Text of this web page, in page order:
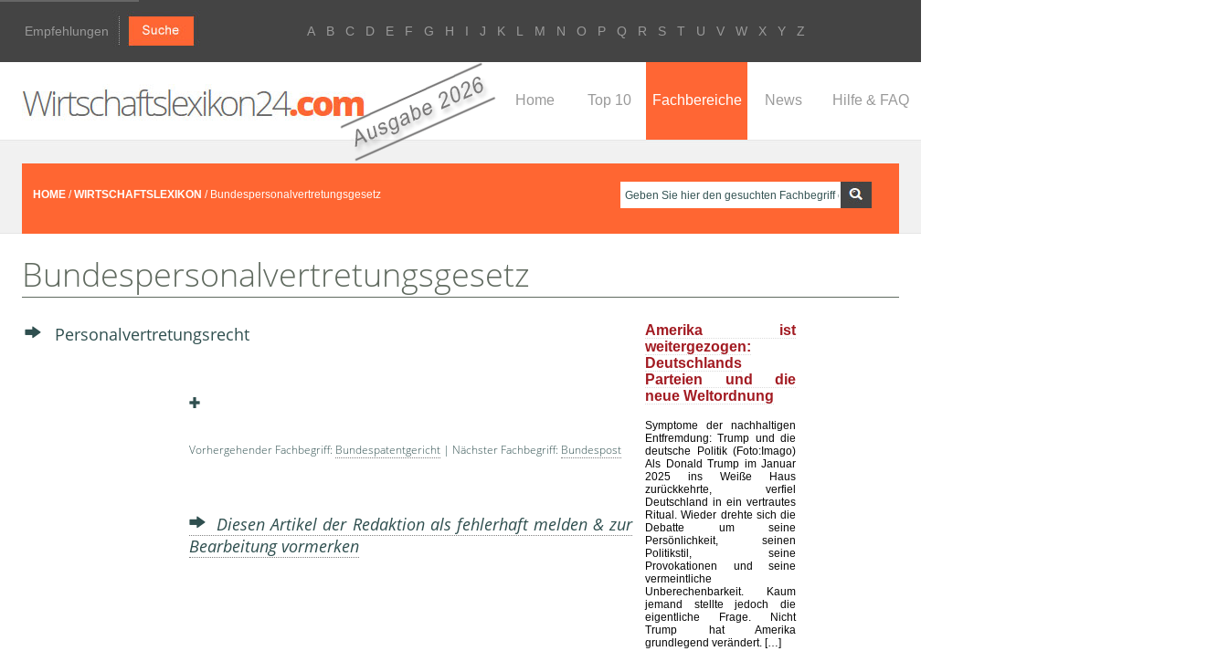
Empfehlungen A B C D E F G H I J K L M N O P Q R S T U V W X Y Z
Home Top 10 Fachbereiche News Hilfe & FAQ
HOME /WIRTSCHAFTSLEXIKON / Bundespersonalvertretungsgesetz
Bundespersonalvertretungsgesetz
Personal­vertretungsrecht
Vorhergehender Fachbegriff: Bundespatentgericht | Nächster Fachbegriff: Bundespost
Diesen Artikel der Redaktion als fehlerhaft melden & zur
Bearbeitung vormerken
Amerika ist
weitergezogen:
Deutschlands
Parteien und die
neue Weltordnung
Symptome der nachhaltigen
Entfremdung: Trump und die
deutsche Politik (Foto:Imago)
Als Donald Trump im Januar
2025 ins Weiße Haus
zurückkehrte, verfiel
Deutschland in ein vertrautes
Ritual. Wieder drehte sich die
Debatte um seine
Persönlichkeit, seinen
Politikstil, seine
Provokationen und seine
vermeintliche
Unberechenbarkeit. Kaum
jemand stellte jedoch die
eigentliche Frage. Nicht
Trump hat Amerika
grundlegend verändert. […]